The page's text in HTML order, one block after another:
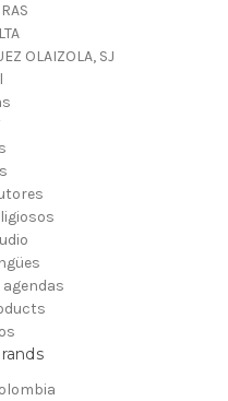
OLAIZOLA, SJ